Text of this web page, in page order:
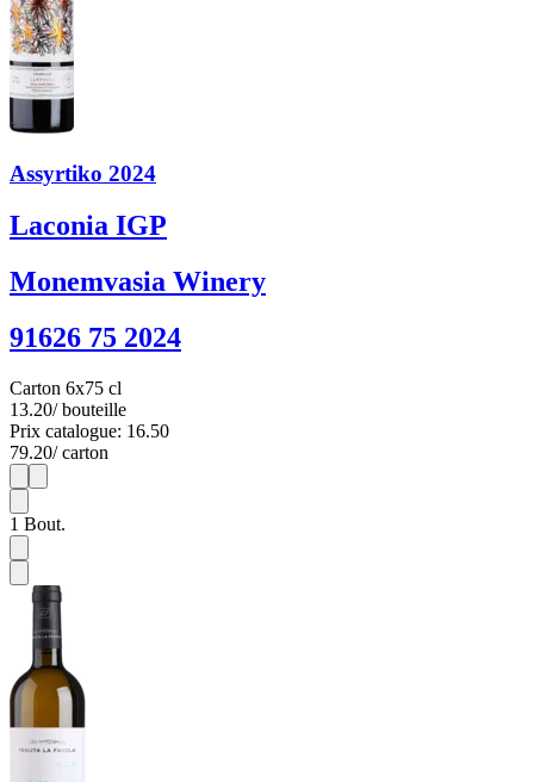
Assyrtiko 2024
Laconia IGP
Monemvasia Winery
91626 75 2024
Carton 6x75 cl
13.20/ bouteille
Prix catalogue: 16.50
79.20/ carton
1
1 Bout.